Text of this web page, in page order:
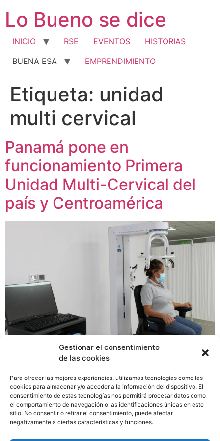
Gestionar el consentimiento
de las cookies
Para ofrecer las mejores experiencias, utilizamos tecnologías como las
cookies para almacenar y/o acceder a la información del dispositivo. El
consentimiento de estas tecnologías nos permitirá procesar datos como
el comportamiento de navegación o las identificaciones únicas en este
sitio. No consentir o retirar el consentimiento, puede afectar
negativamente a ciertas características y funciones.
contenido
Lo Bueno se dice
INICIO RSE EVENTOS
HISTORIAS
BUENA ESA
EMPRENDIMIENTO
Etiqueta: unidad
multi cervical
Panamá pone en
funcionamiento Primera
Unidad Multi-Cervical del
país y Centroamérica
La Caja de Seguro Social (CSS) hace historia, al poner
en funcionamiento y al servicio de los pacientes con
trastornos cervical y dolor de cuello, la primera Unidad
Multi-Cervical instalada en el Centro Hospitalario
Especializado “Dr. Rafael Hernández L.”, en David,